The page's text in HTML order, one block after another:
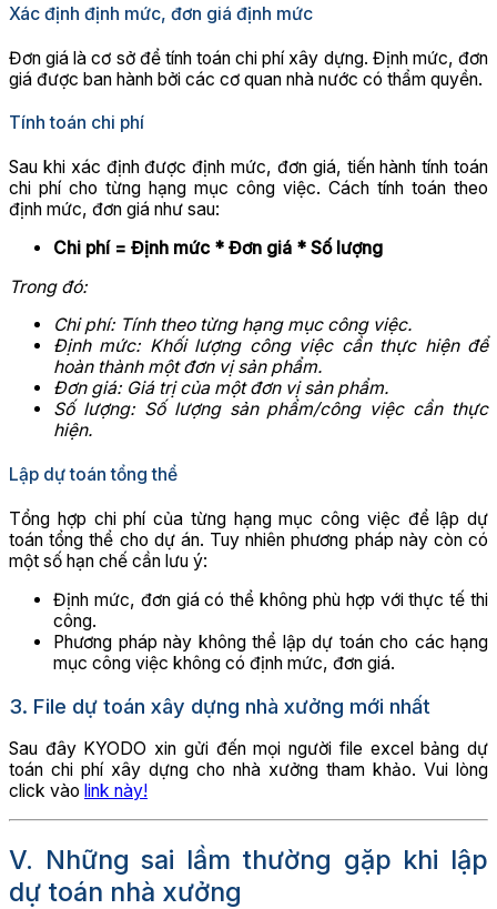
Xác định định mức, đơn giá định mức
Đơn giá là cơ sở để tính toán chi phí xây dựng. Định mức, đơn
giá được ban hành bởi các cơ quan nhà nước có thẩm quyền.
Tính toán chi phí
Sau khi xác định được định mức, đơn giá, tiến hành tính toán
chi phí cho từng hạng mục công việc. Cách tính toán theo
định mức, đơn giá như sau:
Chi phí = Định mức * Đơn giá * Số lượng
Trong đó:
Chi phí: Tính theo từng hạng mục công việc.
Định mức: Khối lượng công việc cần thực hiện để
hoàn thành một đơn vị sản phẩm.
Đơn giá: Giá trị của một đơn vị sản phẩm.
Số lượng: Số lượng sản phẩm/công việc cần thực
hiện.
Lập dự toán tổng thể
Tổng hợp chi phí của từng hạng mục công việc để lập dự
toán tổng thể cho dự án. Tuy nhiên phương pháp này còn có
một số hạn chế cần lưu ý:
Định mức, đơn giá có thể không phù hợp với thực tế thi
công.
Phương pháp này không thể lập dự toán cho các hạng
mục công việc không có định mức, đơn giá.
3. File dự toán xây dựng nhà xưởng mới nhất
Sau đây KYODO xin gửi đến mọi người file excel bảng dự
toán chi phí xây dựng cho nhà xưởng tham khảo. Vui lòng
click vào link này!
V. Những sai lầm thường gặp khi lập
dự toán nhà xưởng